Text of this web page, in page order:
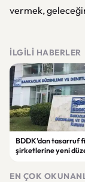
vermek,
İLGILI HABERLER
BDDK’dan tasarruf
şirketlerine yeni
EN ÇOK